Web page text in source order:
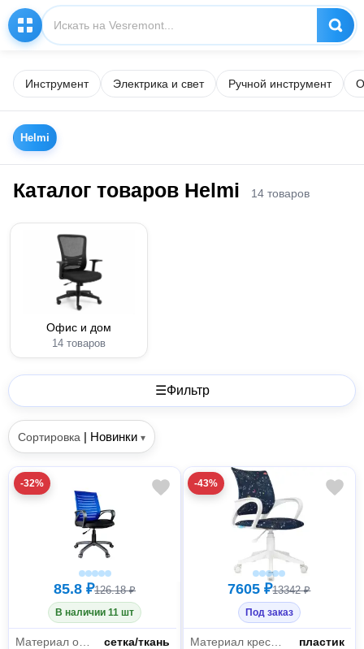
Инструмент Электрика и свет Ручной инструмент
Helmi
Каталог товаров Helmi 14 товаров
Офис и дом
14 товаров
☰Фильтр
Сортировка | Новинки ▾
-32%
85.8 ₽126.18 ₽
В наличии 11 шт
сетка/ткань
-43%
7605 ₽13342 ₽
Под заказ
Материал крестовины
пластик